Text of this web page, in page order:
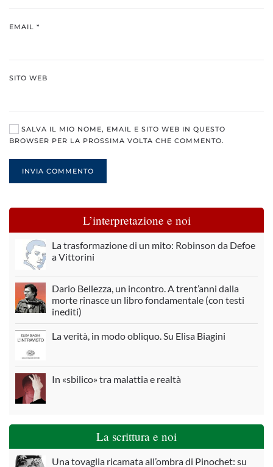
EMAIL *
SITO WEB
SALVA IL MIO NOME, EMAIL E SITO WEB IN QUESTO
BROWSER PER LA PROSSIMA VOLTA CHE COMMENTO.
INVIA COMMENTO
L’interpretazione e noi
La trasformazione di un mito: Robinson da Defoe
a Vittorini
Dario Bellezza, un incontro. A trent’anni dalla
morte rinasce un libro fondamentale (con testi
inediti)
La verità, in modo obliquo. Su Elisa Biagini
In «sbilico» tra malattia e realtà
La scrittura e noi
Una tovaglia ricamata all’ombra di Pinochet: su